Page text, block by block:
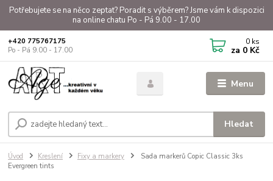
Potřebujete se na něco zeptat? Poradit s výběrem? Jsme vám k dispozici
na online chatu Po - Pá 9.00 - 17.00
Menu
Hledat
+420 775767175
Po - Pá 9.00 - 17.00
0 ks
za 0 Kč
Úvod Kreslení Fixy a markery
Sada markerů Copic Classic 3ks
Evergreen tints